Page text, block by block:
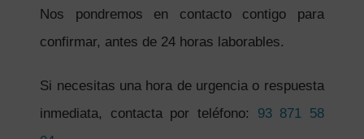
Nos pondremos en contacto contigo para
confirmar, antes de 24 horas laborables.
Si necesitas una hora de urgencia o respuesta
inmediata, contacta por teléfono: 93 871 58